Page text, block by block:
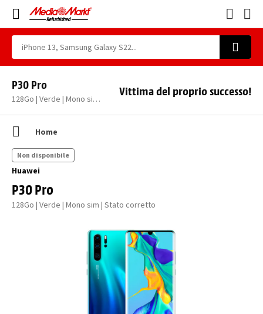
P30 Pro
128Go | Verde | Mono sim | Stato corretto
Vittima del proprio successo!
Home
Huawei
P30 Pro
128Go | Verde | Mono sim | Stato corretto
Non disponibile